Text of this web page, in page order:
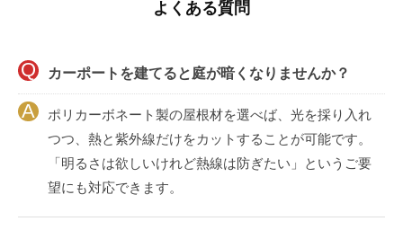
よくある質問
カーポートを建てると庭が暗くなりませんか？
ポリカーボネート製の屋根材を選べば、光を採り入れ
つつ、熱と紫外線だけをカットすることが可能です。
「明るさは欲しいけれど熱線は防ぎたい」というご要
望にも対応できます。